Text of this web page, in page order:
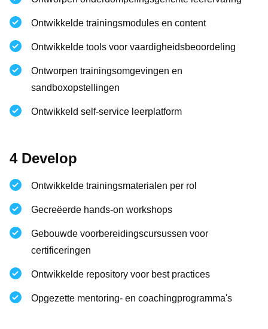
Ontwikkelde trainingsmodules en content
Ontwikkelde tools voor vaardigheidsbeoordeling
Ontworpen trainingsomgevingen en
sandboxopstellingen
Ontwikkeld self-service leerplatform
4 Develop
Ontwikkelde trainingsmaterialen per rol
Gecreëerde hands-on workshops
Gebouwde voorbereidingscursussen voor
certificeringen
Ontwikkelde repository voor best practices
Opgezette mentoring- en coachingprogramma's